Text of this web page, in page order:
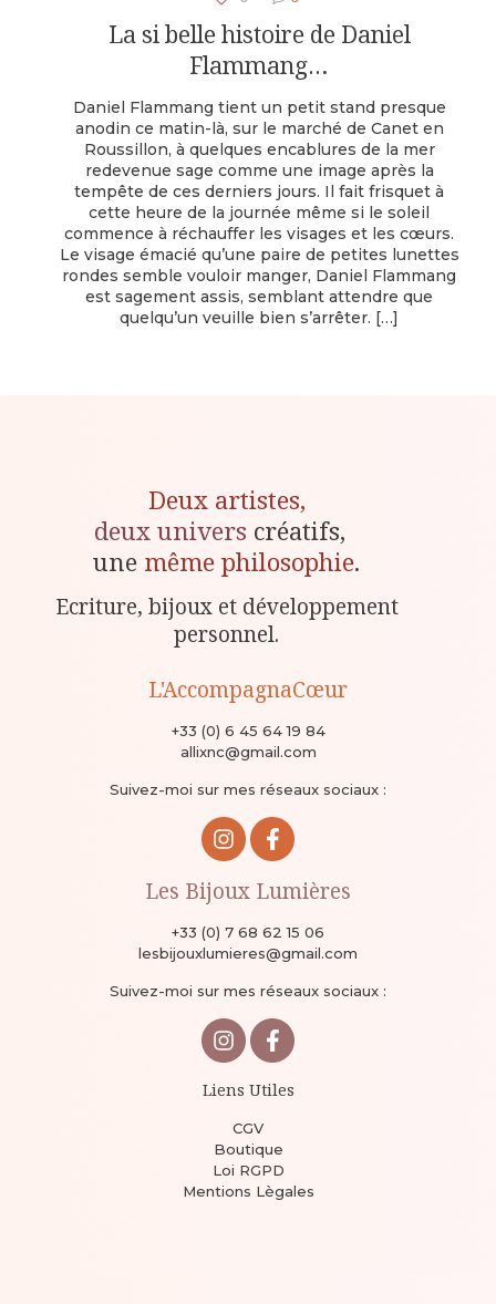
La si belle histoire de Daniel
Flammang…
Daniel Flammang tient un petit stand presque
anodin ce matin-là, sur le marché de Canet en
Roussillon, à quelques encablures de la mer
redevenue sage comme une image après la
tempête de ces derniers jours. Il fait frisquet à
cette heure de la journée même si le soleil
commence à réchauffer les visages et les cœurs.
Le visage émacié qu’une paire de petites lunettes
rondes semble vouloir manger, Daniel Flammang
est sagement assis, semblant attendre que
quelqu’un veuille bien s’arrêter. […]
Deux artistes,
deux univers créatifs,
une même philosophie.
Ecriture, bijoux et développement
personnel.
L'AccompagnaCœur
+33 (0) 6 45 64 19 84
allixnc@gmail.com
Suivez-moi sur mes réseaux sociaux :
Les Bijoux Lumières
+33 (0) 7 68 62 15 06
lesbijouxlumieres@gmail.com
Suivez-moi sur mes réseaux sociaux :
Liens Utiles
CGV
Boutique
Loi RGPD
Mentions Lègales